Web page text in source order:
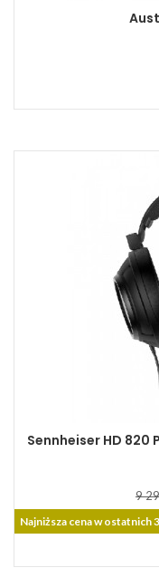
Sennheiser HD
9
Najniższa cena w ostatnich